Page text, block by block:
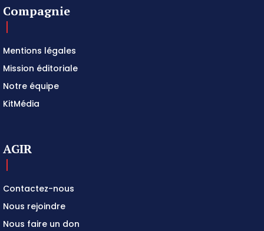
Compagnie
Mentions légales
Mission éditoriale
Notre équipe
KitMédia
AGIR
Contactez-nous
Nous rejoindre
Nous faire un don